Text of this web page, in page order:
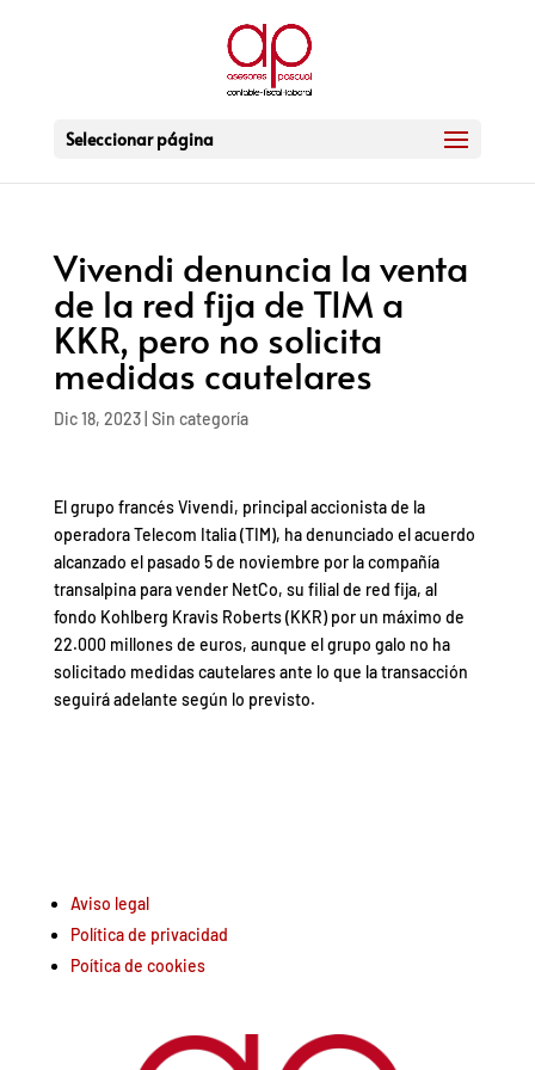
Seleccionar página
Vivendi denuncia la venta
de la red fija de TIM a
KKR, pero no solicita
medidas cautelares
Dic 18, 2023| Sin categoría
El grupo francés Vivendi, principal accionista de la
operadora Telecom Italia (TIM), ha denunciado el acuerdo
alcanzado el pasado 5 de noviembre por la compañía
transalpina para vender NetCo, su filial de red fija, al
fondo Kohlberg Kravis Roberts (KKR) por un máximo de
22.000 millones de euros, aunque el grupo galo no ha
solicitado medidas cautelares ante lo que la transacción
seguirá adelante según lo previsto.
Aviso legal
Política de privacidad
Poítica de cookies